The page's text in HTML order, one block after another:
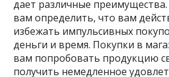
дает различные
вам определить, что вам
избежать импульсивных
деньги и время. Покупки в
вам попробовать продукцию
получить немедленное